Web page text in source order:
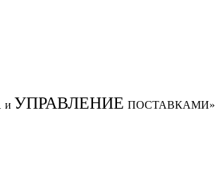
и УПРАВЛЕНИЕ ПОСТАВКАМИ»